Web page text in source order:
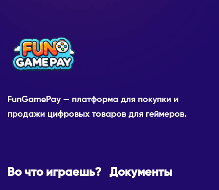
FunGamePay — платформа для покупки и
продажи цифровых товаров для геймеров.
Во что играешь? Документы